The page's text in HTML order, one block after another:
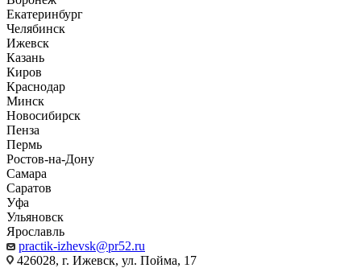
Екатеринбург
Челябинск
Ижевск
Казань
Киров
Краснодар
Минск
Новосибирск
Пенза
Пермь
Ростов-на-Дону
Самара
Саратов
Уфа
Ульяновск
Ярославль
practik-izhevsk@pr52.ru
426028, г. Ижевск, ул. Пойма, 17